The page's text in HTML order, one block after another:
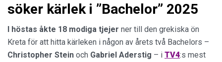
söker kärlek i ”Bachelor” 2025
I höstas åkte 18 modiga tjejer ner till den grekiska ön
Kreta för att hitta kärleken i någon av årets två Bachelors –
Christopher Stein och Gabriel Aderstig – i TV4:s mest